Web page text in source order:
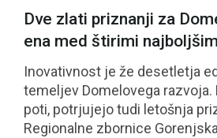
Dve zlati priznanji za
ena med štirimi
Inovativnost je že desetletja
temeljev Domelovega razvoja.
poti, potrjujejo tudi letošnja
Regionalne zbornice